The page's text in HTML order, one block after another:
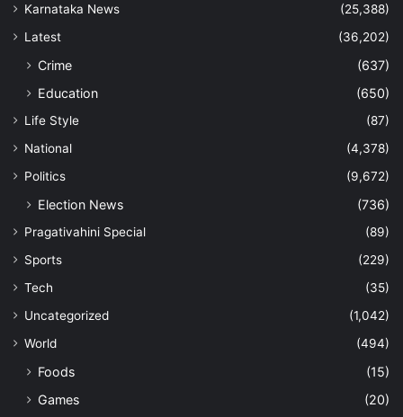
Karnataka News
(25,388)
Latest
(36,202)
Crime
(637)
Education
(650)
Life Style
(87)
National
(4,378)
Politics
(9,672)
Election News (736)
Pragativahini Special
(89)
Sports
(229)
Tech
(35)
Uncategorized
(1,042)
World
(494)
Foods
(15)
Games
(20)